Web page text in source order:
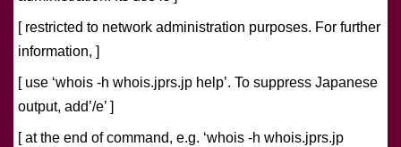
[ restricted to network administration purposes. For further
information, ]
[ use ‘whois -h whois.jprs.jp help’. To suppress Japanese
output, add’/e’ ]
[ at the end of command, e.g. ‘whois -h whois.jprs.jp